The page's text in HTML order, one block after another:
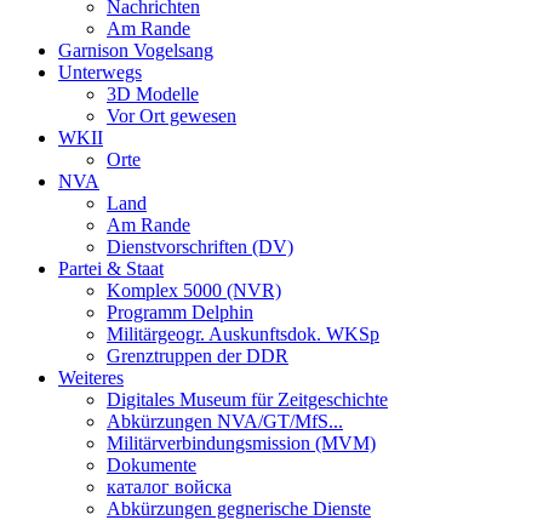
Nachrichten
Am Rande
Garnison Vogelsang
Unterwegs
3D Modelle
Vor Ort gewesen
WKII
Orte
NVA
Land
Am Rande
Dienstvorschriften (DV)
Partei & Staat
Komplex 5000 (NVR)
Programm Delphin
Militärgeogr. Auskunftsdok. WKSp
Grenztruppen der DDR
Weiteres
Digitales Museum für Zeitgeschichte
Abkürzungen NVA/GT/MfS...
Militärverbindungsmission (MVM)
Dokumente
каталог войска
Abkürzungen gegnerische Dienste